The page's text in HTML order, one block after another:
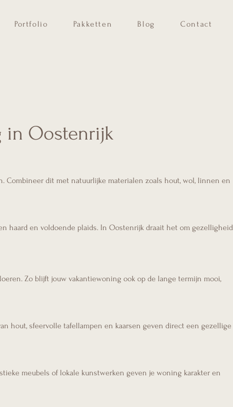
Portfolio Pakketten Blog Contact
in Oostenrijk
Combineer dit met natuurlijke materialen zoals hout, wol, linnen en
haard en voldoende plaids. In Oostenrijk draait het om gezelligheid
Zo blijft jouw vakantiewoning ook op de lange termijn mooi,
hout, sfeervolle tafellampen en kaarsen geven direct een gezellige
meubels of lokale kunstwerken geven je woning karakter en